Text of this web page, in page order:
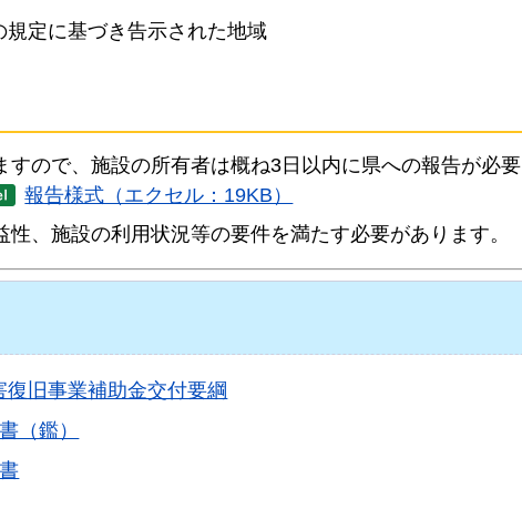
規定に基づき告示された地域
ので、施設の所有者は概ね3日以内に県への報告が必
報告様式（エクセル：19KB）
、施設の利用状況等の要件を満たす必要があります。
旧事業補助金交付要綱
（鑑）